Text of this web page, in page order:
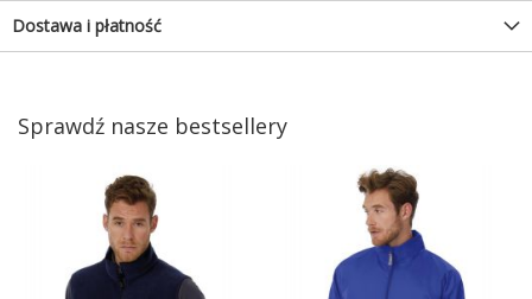
Dostawa i płatność
Sprawdź nasze bestsellery